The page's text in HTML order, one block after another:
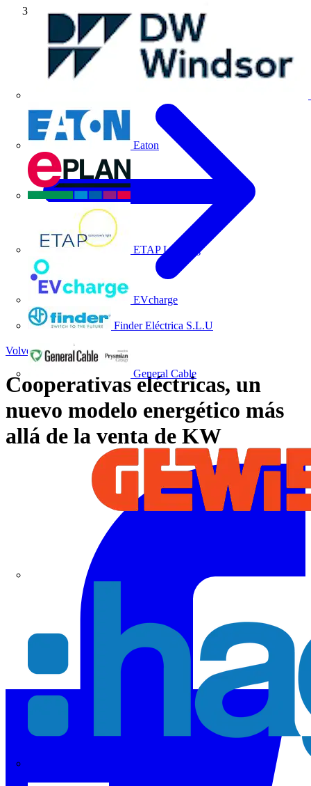
Eaton
ETAP Lighting
EVcharge
Finder Eléctrica S.L.U
General Cable
Artículos técnicos
Volver a Noticias
Cooperativas eléctricas, un
nuevo modelo energético más
allá de la venta de KW